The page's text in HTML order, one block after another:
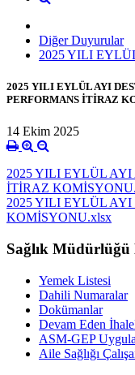
Diğer Duyurular
2025 YILI
2025 YILI EYLÜL AYI
PERFORMANS İTİRAZ
14 Ekim 2025
2025 YILI EYLÜL
İTİRAZ
2025 YILI EYLÜL
KOMİSYONU.xlsx
Sağlık Müdürlüğü
Yemek Listesi
Dahili Numaralar
Dokümanlar
Devam Eden
ASM-GEP
Aile Sağlığı